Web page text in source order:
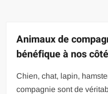
Animaux de
bénéfique à nos
Chien, chat, lapin,
compagnie sont de